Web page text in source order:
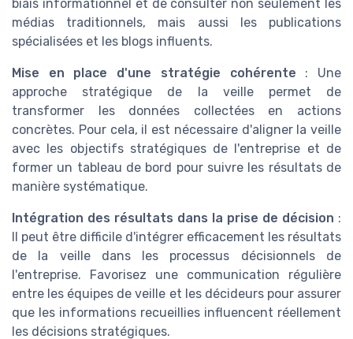
biais informationnel et de consulter non seulement les
médias traditionnels, mais aussi les publications
spécialisées et les blogs influents.
Mise en place d'une stratégie cohérente : Une
approche stratégique de la veille permet de
transformer les données collectées en actions
concrètes. Pour cela, il est nécessaire d'aligner la veille
avec les objectifs stratégiques de l'entreprise et de
former un tableau de bord pour suivre les résultats de
manière systématique.
Intégration des résultats dans la prise de décision :
Il peut être difficile d'intégrer efficacement les résultats
de la veille dans les processus décisionnels de
l'entreprise. Favorisez une communication régulière
entre les équipes de veille et les décideurs pour assurer
que les informations recueillies influencent réellement
les décisions stratégiques.